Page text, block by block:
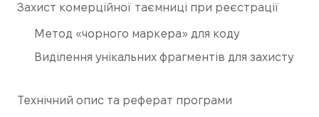
Захист комерційної таємниці при реєстрації
Метод «чорного маркера» для коду
Виділення унікальних фрагментів для захисту
Технічний опис та реферат програми